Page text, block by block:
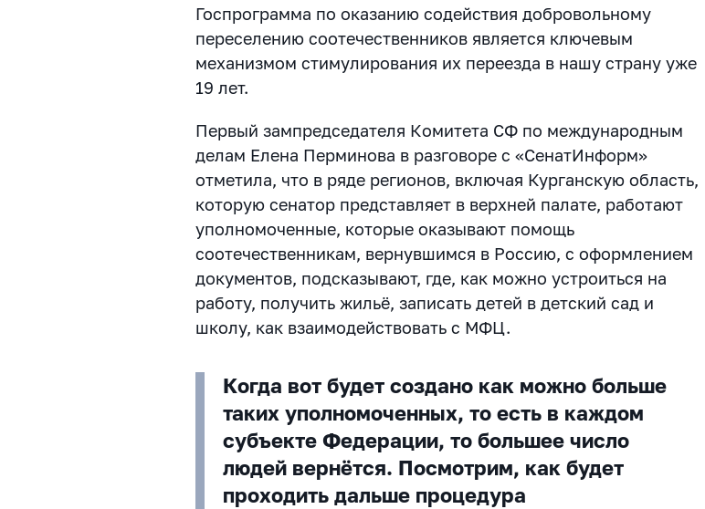
Госпрограмма по оказанию содействия добровольному
переселению соотечественников является ключевым
механизмом стимулирования их переезда в нашу страну уже
19 лет.
Первый зампредседателя Комитета СФ по международным
делам Елена Перминова в разговоре с «СенатИнформ»
отметила, что в ряде регионов, включая Курганскую область,
которую сенатор представляет в верхней палате, работают
уполномоченные, которые оказывают помощь
соотечественникам, вернувшимся в Россию, с оформлением
документов, подсказывают, где, как можно устроиться на
работу, получить жильё, записать детей в детский сад и
школу, как взаимодействовать с МФЦ.
Когда вот будет создано как можно больше
таких уполномоченных, то есть в каждом
субъекте Федерации, то большее число
людей вернётся. Посмотрим, как будет
проходить дальше процедура